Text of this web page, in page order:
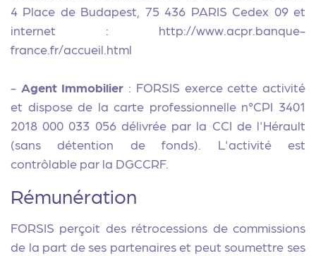
4 Place de Budapest, 75 436 PARIS Cedex 09 et
internet : http://www.acpr.banque-
france.fr/accueil.html
- Agent Immobilier : FORSIS exerce cette activité
et dispose de la carte professionnelle n°CPI 3401
2018 000 033 056 délivrée par la CCI de l'Hérault
(sans détention de fonds). L'activité est
contrôlable par la DGCCRF.
Rémunération
FORSIS perçoit des rétrocessions de commissions
de la part de ses partenaires et peut soumettre ses